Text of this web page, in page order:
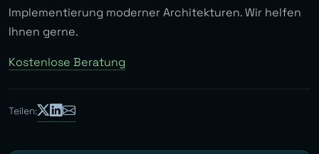
Implementierung moderner Architekturen. Wir helfen
Ihnen gerne.
Kostenlose Beratung
Teilen: